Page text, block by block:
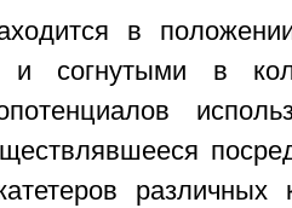
в
и согнутыми в